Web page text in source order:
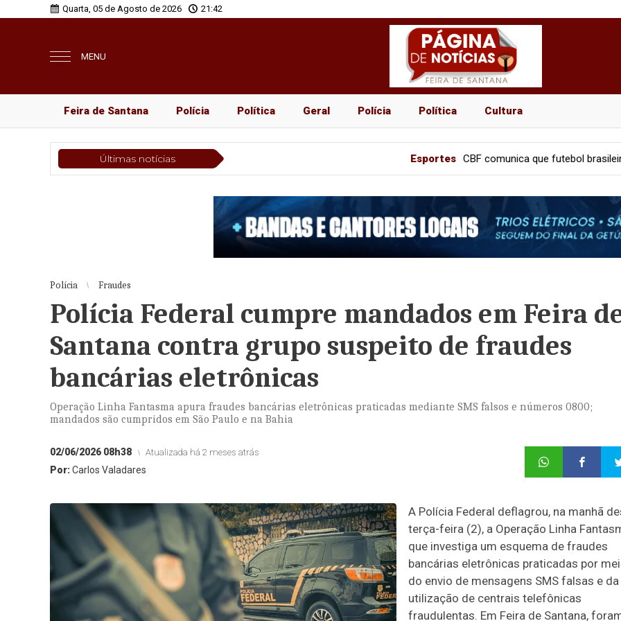
Quarta, 05 de Agosto de 2026 21:42
MENU
Feira de Santana Polícia Política Geral Polícia Política Cultura
Últimas notícias CBF comunica que futebol brasileiro terá
Polícia Fraudes
Polícia Federal cumpre mandados em Feira
Santana contra grupo suspeito de fraudes
bancárias eletrônicas
Operação Linha Fantasma apura fraudes bancárias eletrônicas praticadas mediante SMS falsos e números 0800;
mandados são cumpridos em São Paulo e na Bahia
02/06/2026 08h38 Atualizada há 2 meses atrás
Por:Carlos Valadares
A Polícia Federal deflagrou, na manhã
terça-feira (2), a Operação Linha
que investiga um esquema de fraudes
bancárias eletrônicas praticadas por
do envio de mensagens SMS falsas e da
utilização de centrais telefônicas
fraudulentas. Em Feira de Santana,